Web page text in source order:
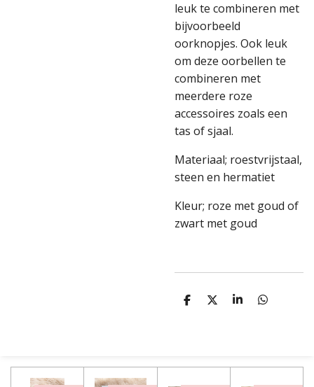
leuk te combineren met
bijvoorbeeld
oorknopjes. Ook leuk
om deze oorbellen te
combineren met
meerdere roze
accessoires zoals een
tas of sjaal.
Materiaal; roestvrijstaal,
steen en hermatiet
Kleur; roze met goud of
zwart met goud
D
D
S
D